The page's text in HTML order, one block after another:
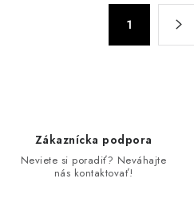
1
Zákaznícka podpora
Neviete si poradiť? Neváhajte
nás kontaktovať!